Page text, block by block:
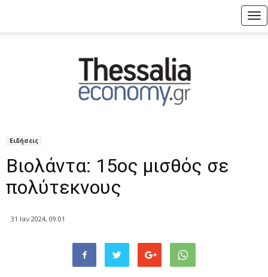
Ειδήσεις
Βιολάντα: 15ος μισθός σε
πολύτεκνους
31 Ιαν 2024, 09:01